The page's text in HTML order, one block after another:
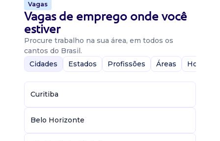
Vagas
Vagas de emprego onde você
estiver
Procure trabalho na sua área, em todos os
cantos do Brasil.
Cidades
Estados Profissões Áreas Home-
Curitiba
Belo Horizonte